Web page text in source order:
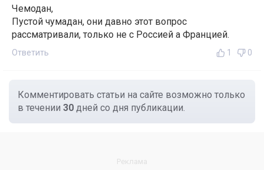
Чемодан,
Пустой чумадан, они давно этот вопрос
рассматривали, только не с Россией а Францией.
Ответить 1 0
Комментировать статьи на сайте возможно только
в течении 30 дней со дня публикации.